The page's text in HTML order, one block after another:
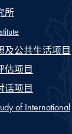
所
及公共生活项目
估项目
话项目
of International